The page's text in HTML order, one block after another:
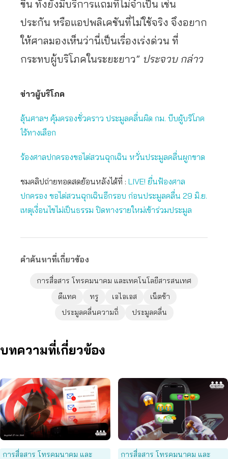
ขึ้น ทั้งยังมีบริการแถมที่ไม่จำเป็น เช่น
ประกัน หรือแอปพลิเคชันที่ไม่ใช้จริง จึงอยาก
ให้ศาลมองเห็นว่านี่เป็นเรื่องเร่งด่วน ที่
กระทบผู้บริโภคในระยะยาว” ประจวบ กล่าว
ข่าวผู้บริโภค
ลุ้นศาลฯ คุ้มครองชั่วคราว ประมูลคลื่นผิด กม. บีบผู้บริโภค
ไร้ทางเลือก
ร้องศาลปกครองขอไต่สวนฉุกเฉิน หวั่นประมูลคลื่นผูกขาด
ชมคลิปถ่ายทอดสดย้อนหลังได้ที่ : LIVE! ยื่นฟ้องศาล
ปกครอง ขอไต่สวนฉุกเฉินอีกรอบ ก่อนประมูลคลื่น 29 มิ.ย.
เหตุเงื่อนไขไม่เป็นธรรม ปิดทางรายใหม่เข้าร่วมประมูล
คำค้นหาที่เกี่ยวข้อง
การสื่อสาร โทรคมนาคม และเทคโนโลยีสารสนเทศ
ดีแทค
ทรู เอไอเอส
เน็ตช้า
ประมูลคลื่นความถี่
ประมูลคลื่น
บทความที่เกี่ยวข้อง
การสื่อสาร โทรคมนาคม และ
การสื่อสาร โทรคมนาคม และ